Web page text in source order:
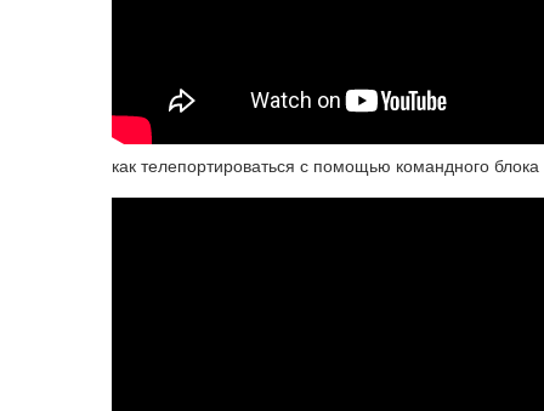
как телепортироваться с помощью командного